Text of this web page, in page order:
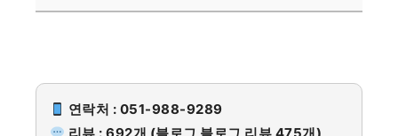
연락처 : 051-988-9289